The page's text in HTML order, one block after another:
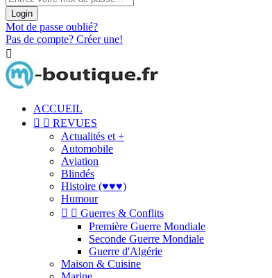
Login
Mot de passe oublié?
Pas de compte? Créer une!

ACCUEIL
  REVUES
Actualités et +
Automobile
Aviation
Blindés
Histoire (♥♥♥)
Humour
  Guerres & Conflits
Première Guerre Mondiale
Seconde Guerre Mondiale
Guerre d'Algérie
Maison & Cuisine